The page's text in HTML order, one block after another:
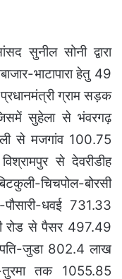
सुनील सोनी द्वारा
भाटापारा हेतु 49
ग्राम सड़क
सुहेला से भंवरगढ़
से मजगांव 100.75
से देवरीडीह
चिचपोल-बोरसी
धवई 731.33
रोड से पैसर 497.49
जुडा 802.4 लाख
तुरमा तक 1055.85